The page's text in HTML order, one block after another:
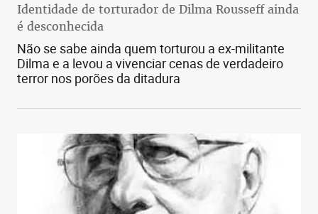
Identidade de torturador de Dilma Rousseff ainda
é desconhecida
Não se sabe ainda quem torturou a ex-militante
Dilma e a levou a vivenciar cenas de verdadeiro
terror nos porões da ditadura